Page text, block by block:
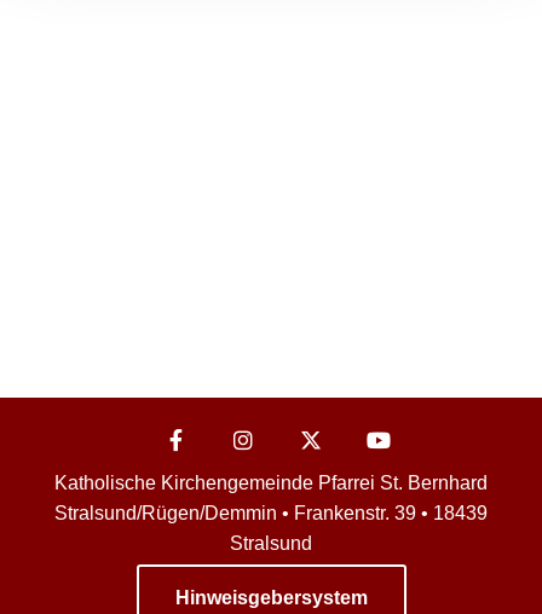
Katholische Kirchengemeinde Pfarrei St. Bernhard
Stralsund/Rügen/Demmin • Frankenstr. 39 • 18439
Stralsund
Hinweisgebersystem